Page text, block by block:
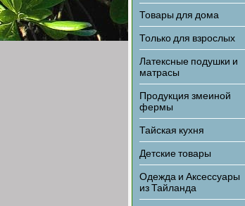
Товары для дома
Только для взрослых
Латексные подушки и
матрасы
Продукция змеиной
фермы
Тайская кухня
Детские товары
Одежда и Аксессуары
из Тайланда